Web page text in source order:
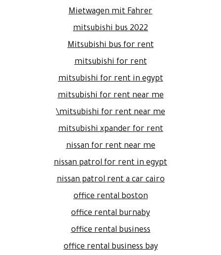
Mietwagen mit Fahrer
mitsubishi bus 2022
Mitsubishi bus for rent
mitsubishi for rent
mitsubishi for rent in egypt
mitsubishi for rent near me
mitsubishi for rent near me\
mitsubishi xpander for rent
nissan for rent near me
nissan patrol for rent in egypt
nissan patrol rent a car cairo
office rental boston
office rental burnaby
office rental business
office rental business bay